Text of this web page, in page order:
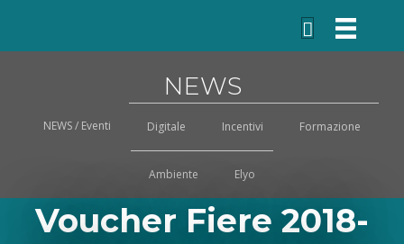
NEWS
NEWS / Eventi Digitale Incentivi Formazione
Ambiente Elyo
Voucher Fiere 2018-